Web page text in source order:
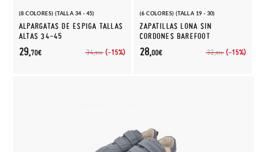
(8 COLORES) (TALLA 34 - 45)
ALPARGATAS DE ESPIGA TALLAS
ALTAS 34-45
34,95€ (-15%)
29,70€
(6 COLORES) (TALLA 19 - 30)
ZAPATILLAS LONA SIN
CORDONES BAREFOOT
32,95€ (-15%)
28,00€